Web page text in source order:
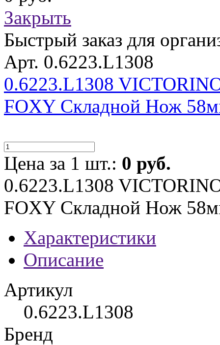
Закрыть
Быстрый заказ для
Арт. 0.6223.L1308
0.6223.L1308
FOXY Складной Нож
Цена за 1 шт.: 0 руб.
0.6223.L1308
FOXY Складной Нож
Характеристики
Описание
Артикул
0.6223.L1308
Бренд